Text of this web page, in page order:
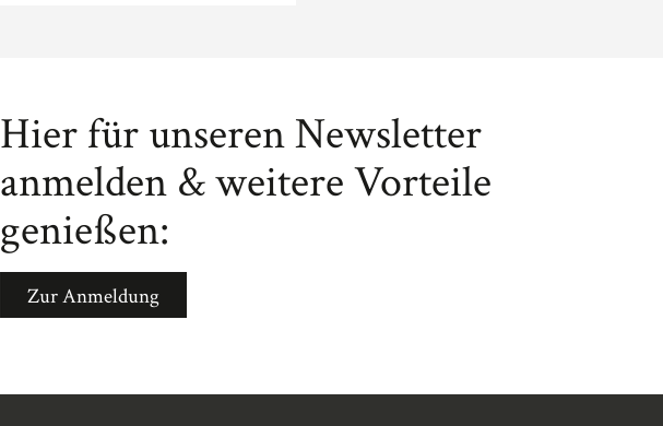
Hier für unseren Newsletter
anmelden & weitere Vorteile
genießen:
Zur Anmeldung